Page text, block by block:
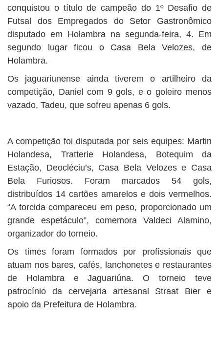
conquistou o título de campeão do 1º Desafio de
Futsal dos Empregados do Setor Gastronômico
disputado em Holambra na segunda-feira, 4. Em
segundo lugar ficou o Casa Bela Velozes, de
Holambra.
Os jaguariunense ainda tiverem o artilheiro da
competição, Daniel com 9 gols, e o goleiro menos
vazado, Tadeu, que sofreu apenas 6 gols.
A competição foi disputada por seis equipes: Martin
Holandesa, Tratterie Holandesa, Botequim da
Estação, Deocléciu’s, Casa Bela Velozes e Casa
Bela Furiosos. Foram marcados 54 gols,
distribuídos 14 cartões amarelos e dois vermelhos.
“A torcida compareceu em peso, proporcionado um
grande espetáculo”, comemora Valdeci Alamino,
organizador do torneio.
Os times foram formados por profissionais que
atuam nos bares, cafés, lanchonetes e restaurantes
de Holambra e Jaguariúna. O torneio teve
patrocínio da cervejaria artesanal Straat Bier e
apoio da Prefeitura de Holambra.